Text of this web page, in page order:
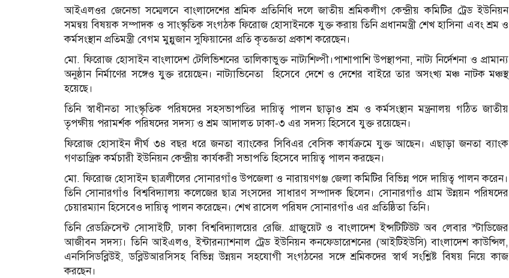
আইএলওর জেনেভা সম্মেলনে বাংলাদেশের শ্রমিক প্রতিনিধি দলে জাতীয় শ্রমিকলীগ কেন্দ্রীয় কমিটির ট্রেড ইউনিয়ন
সমন্বয় বিষয়ক সম্পাদক ও সাংস্কৃতিক সংগঠক ফিরোজ হোসাইনকে যুক্ত করায় তিনি প্রধানমন্ত্রী শেখ হাসিনা এবং শ্রম ও
কর্মসংস্থান প্রতিমন্ত্রী বেগম মুন্নুজান সুফিয়ানের প্রতি কৃতজ্ঞতা প্রকাশ করেছেন।
মো. ফিরোজ হোসাইন বাংলাদেশ টেলিভিশনের তালিকাভুক্ত নাট্যশিল্পী।পাশাপাশি উপস্থাপনা, নাট্য নির্দেশনা ও প্রামান্য
অনুষ্ঠান নির্মাণের সঙ্গেও যুক্ত রয়েছেন। নাট্যাভিনেতা হিসেবে দেশে ও দেশের বাইরে তার অসংখ্য মঞ্চ নাটক মঞ্চস্থ
হয়েছে।
তিনি স্বাধীনতা সাংস্কৃতিক পরিষদের সহসভাপতির দায়িত্ব পালন ছাড়াও শ্রম ও কর্মসংস্থান মন্ত্রনালয় গঠিত জাতীয়
তৃপক্ষীয় পরামর্শক পরিষদের সদস্য ও শ্রম আদালত ঢাকা-৩ এর সদস্য হিসেবে যুক্ত রয়েছেন।
ফিরোজ হোসাইন দীর্ঘ ৩৪ বছর ধরে জনতা ব্যাংকের সিবিএর বেসিক কার্যক্রমে যুক্ত আছেন। এছাড়া জনতা ব্যাংক
গণতান্ত্রিক কর্মচারী ইউনিয়ন কেন্দ্রীয় কার্যকরী সভাপতি হিসেবে দায়িত্ব পালন করছেন।
মো. ফিরোজ হোসাইন ছাত্রলীলের সোনারগাঁও উপজেলা ও নারায়ণগঞ্জ জেলা কমিটির বিভিন্ন পদে দায়িত্ব পালন করেন।
তিনি সোনারগাঁও বিশ্ববিদ্যালয় কলেজের ছাত্র সংসদের সাধারণ সম্পাদক ছিলেন। সোনারগাঁও গ্রাম উন্নয়ন পরিষদের
চেয়ারম্যান হিসেবেও দায়িত্ব পালন করেছেন। শেখ রাসেল পরিষদ সোনারগাঁও এর প্রতিষ্ঠিতা তিনি।
তিনি রেডক্রিসেন্ট সোসাইটি, ঢাকা বিশ্ববিদ্যালয়ের রেজি. গ্রাজুয়েট ও বাংলাদেশ ইন্সটিটিউট অব লেবার স্টাডিজের
আজীবন সদস্য। তিনি আইএলও, ইন্টারন্যাশনাল ট্রেড ইউনিয়ন কনফেডারেশনের (আইটিইউসি) বাংলাদেশ কাউন্সিল,
এনসিসিডব্লিউই, ডব্লিউআরসিসহ বিভিন্ন উন্নয়ন সহযোগী সংগঠনের সঙ্গে শ্রমিকদের স্বার্থ সংশ্লিষ্ট বিষয় নিয়ে কাজ
করছেন।